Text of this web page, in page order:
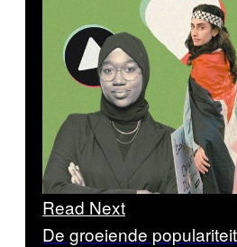
Read Next
De groeiende